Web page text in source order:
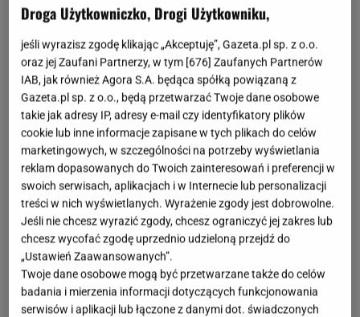
pracy teraz jest taki, że ja bardzo chcę pracować.
Uważam, że mam doświadczenie i myślę, że wiele
ludzi pracujących na stanowiskach, na których ja
szukam pracy, nie ma takiego doświadczenia jak ja,
ale co ja mogę zrobić? Wysyłam moje CV
gdziekolwiek, gdzie to jest możliwe i gdziekolwiek
oferta mi pasuje. Ale ja już nie wiem, co ja mam
więcej zrobić, żeby tę pracę znaleźć - ubolewała.
Internetowa twórczyni na nagraniu nie zaznaczyła
wprost, że mówi o rynku pracy w Barcelonie
filmik został więc wykorzystany do politycznej
manipulacji, by "wykazać", że to za rządów Donalda
Tuska Polacy nie mogą znaleźć pracy. Teraz Madej
Droga Użytkowniczko, Drogi Użytkowniku,
jeśli wyrazisz zgodę klikając „Akceptuję”, Gazeta.pl sp. z o.o.
oraz jej Zaufani Partnerzy, w tym [676] Zaufanych Partnerów
IAB, jak również Agora S.A. będąca spółką powiązaną z
Gazeta.pl sp. z o.o., będą przetwarzać Twoje dane osobowe
takie jak adresy IP, adresy e-mail czy identyfikatory plików
cookie lub inne informacje zapisane w tych plikach do celów
marketingowych, w szczególności na potrzeby wyświetlania
reklam dopasowanych do Twoich zainteresowań i preferencji w
swoich serwisach, aplikacjach i w Internecie lub personalizacji
treści w nich wyświetlanych. Wyrażenie zgody jest dobrowolne.
Jeśli nie chcesz wyrazić zgody, chcesz ograniczyć jej zakres lub
chcesz wycofać zgodę uprzednio udzieloną przejdź do
„Ustawień Zaawansowanych”.
Twoje dane osobowe mogą być przetwarzane także do celów
badania i mierzenia informacji dotyczących funkcjonowania
serwisów i aplikacji lub łączone z danymi dot. świadczonych